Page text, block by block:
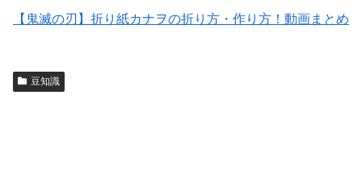
【鬼滅の刃】折り紙カナヲの折り方・作り方！動画まとめ
豆知識